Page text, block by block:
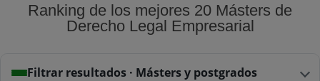
Ranking de los mejores 20 Másters de
Derecho Legal Empresarial
Filtrar resultados · Másters y postgrados